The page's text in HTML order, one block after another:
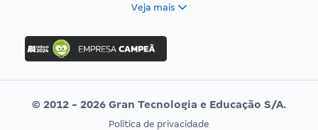
Concurso Ibama
Concurso MPU
Editais publicados
Vunesp
Veja mais
© 2012 - 2026 Gran Tecnologia e Educação S/A.
Política de privacidade